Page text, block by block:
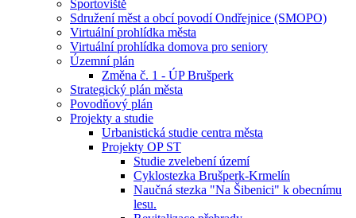
Sportoviště
Sdružení měst a obcí povodí Ondřejnice (SMOPO)
Virtuální prohlídka města
Virtuální prohlídka domova pro seniory
Územní plán
Změna č. 1 - ÚP Brušperk
Strategický plán města
Povodňový plán
Projekty a studie
Urbanistická studie centra města
Projekty OP ST
Studie zvelebení území
Cyklostezka Brušperk-Krmelín
Naučná stezka "Na Šibenici" k obecnímu
lesu.